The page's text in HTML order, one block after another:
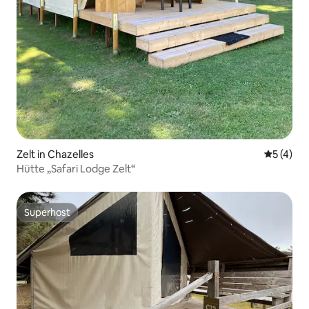
Zelt in Chazelles
5 (4)
Hütte „Safari Lodge Zelt“
Superhost
Superhost